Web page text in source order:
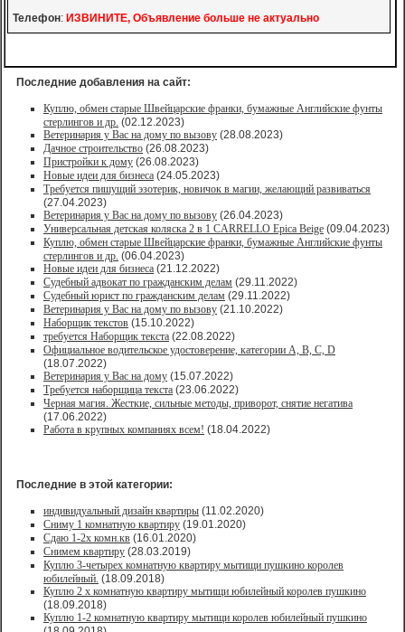
Телефон: ИЗВИНИТЕ, Объявление больше не актуально
Последние добавления на сайт:
Куплю, обмен старые Швейцарские франки, бумажные Английские фунты
стерлингов и др. (02.12.2023)
Ветеринария у Вас на дому по вызову (28.08.2023)
Дачное строительство (26.08.2023)
Пристройки к дому (26.08.2023)
Новые идеи для бизнеса (24.05.2023)
Требуется пишущий эзотерик, новичок в магии, желающий развиваться
(27.04.2023)
Ветеринария у Вас на дому по вызову (26.04.2023)
Универсальная детская коляска 2 в 1 CARRELLO Epica Beige (09.04.2023)
Куплю, обмен старые Швейцарские франки, бумажные Английские фунты
стерлингов и др. (06.04.2023)
Новые идеи для бизнеса (21.12.2022)
Судебный адвокат по гражданским делам (29.11.2022)
Судебный юрист по гражданским делам (29.11.2022)
Ветеринария у Вас на дому по вызову (21.10.2022)
Наборщик текстов (15.10.2022)
требуется Наборщик текста (22.08.2022)
Официальное водительское удостоверение, категории A, B, C, D
(18.07.2022)
Ветеринария у Вас на дому (15.07.2022)
Требуется наборщица текста (23.06.2022)
Черная магия. Жесткие, сильные методы, приворот, снятие негатива
(17.06.2022)
Работа в крупных компаниях всем! (18.04.2022)
Последние в этой категории:
индивидуальный дизайн квартиры (11.02.2020)
Сниму 1 комнатную квартиру (19.01.2020)
Сдаю 1-2х комн.кв (16.01.2020)
Снимем квартиру (28.03.2019)
Куплю 3-четырех комнатную квартиру мытищи пушкино королев
юбилейный. (18.09.2018)
Куплю 2 х комнатную квартиру мытищи юбилейный королев пушкино
(18.09.2018)
Куплю 1-2 комнатную квартиру мытищи королев юбилейный пушкино